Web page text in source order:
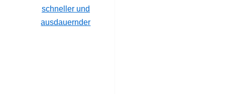
schneller und
ausdauernder